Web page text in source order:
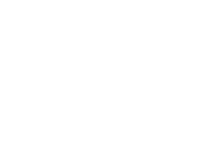
für Psychologie)